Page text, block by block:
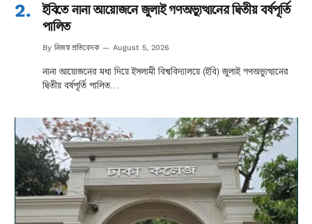
ইবিতে নানা আয়োজনে জুলাই গণঅভ্যুত্থানের দ্বিতীয় বর্ষপূর্তি
পালিত
By নিজস্ব প্রতিবেদক August 5, 2026
নানা আয়োজনের মধ্য দিয়ে ইসলামী বিশ্ববিদ্যালয়ে (ইবি) জুলাই গণঅভ্যুত্থানের
দ্বিতীয় বর্ষপূর্তি পালিত…